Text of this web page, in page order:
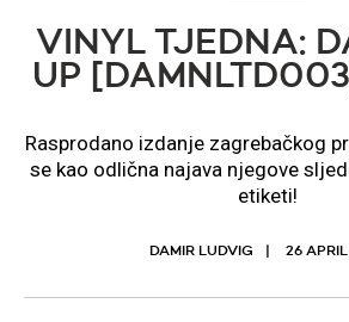
VINYL TJEDNA:
UP
Rasprodano izdanje zagrebačkog
se kao odlična najava njegove
etiketi!
DAMIR LUDVIG 26